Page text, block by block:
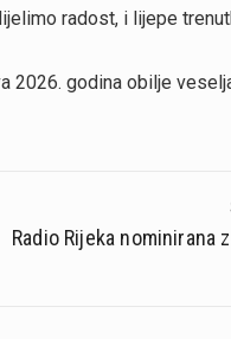
radost, i lijepe
2026. godina obilje
Radio Rijeka nominirana